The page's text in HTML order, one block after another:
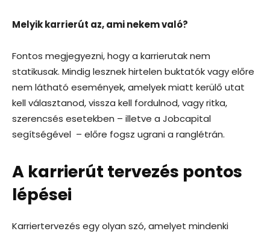
Melyik karrierút az, ami nekem való?
Fontos megjegyezni, hogy a karrierutak nem
statikusak. Mindig lesznek hirtelen buktatók vagy előre
nem látható események, amelyek miatt kerülő utat
kell választanod, vissza kell fordulnod, vagy ritka,
szerencsés esetekben – illetve a Jobcapital
segítségével – előre fogsz ugrani a ranglétrán.
A karrierút tervezés pontos
lépései
Karriertervezés egy olyan szó, amelyet mindenki